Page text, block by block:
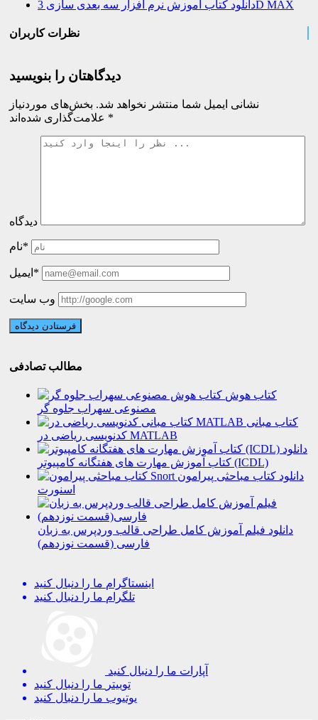
دانلود کتاب آموزش نرم افزار سه بعدی سازی 3D MAX
نظرات کاربران
دیدگاهتان را بنویسید
نشانی ایمیل شما منتشر نخواهد شد. بخش‌های موردنیاز
*
دیدگاه
نام*
ایمیل*
وب سایت
مطالب تصادفی
کتاب هوش
مصنوعی سهراب جلوه گر
کتاب مبانی
کدنویسی ریاضی در MATLAB
دانلود
کتاب آموزش مهارت های هفتگانه کامپیوتر (ICDL)
دانلود کتاب مباحثی پیرامون
اسنورت
دانلود فیلم آموزش کامل طراحی قالب وردپرس به زبان
فارسی (قسمت نوزدهم)
اینستاگرام ما را دنبال کنید
تلگرام ما را دنبال کنید
آپارات ما را دنبال کنید
توییتر ما را دنبال کنید
یوتیوب ما را دنبال کنید